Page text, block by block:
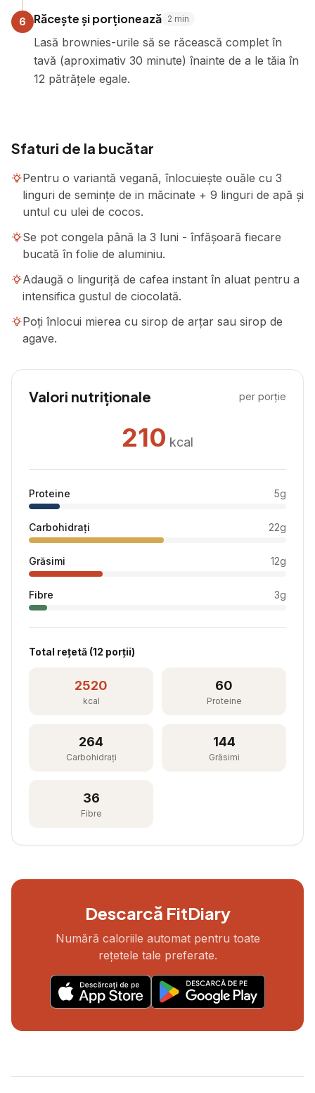
6 Răcește și porționează 2 min
Lasă brownies-urile să se răcească complet în
tavă (aproximativ 30 minute) înainte de a le tăia în
12 pătrățele egale.
Sfaturi de la bucătar
Pentru o variantă vegană, înlocuiește ouăle cu 3
linguri de semințe de in măcinate + 9 linguri de apă și
untul cu ulei de cocos.
Se pot congela până la 3 luni - înfășoară fiecare
bucată în folie de aluminiu.
Adaugă o linguriță de cafea instant în aluat pentru a
intensifica gustul de ciocolată.
Poți înlocui mierea cu sirop de arțar sau sirop de
agave.
Valori nutriționale per porție
210 kcal
Proteine 5g
Carbohidrați 22g
Grăsimi 12g
Fibre 3g
Total rețetă (12 porții)
2520
kcal
60
Proteine
264
Carbohidrați
144
Grăsimi
36
Fibre
Descarcă FitDiary
Numără caloriile automat pentru toate
rețetele tale preferate.